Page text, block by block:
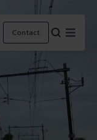
Contact